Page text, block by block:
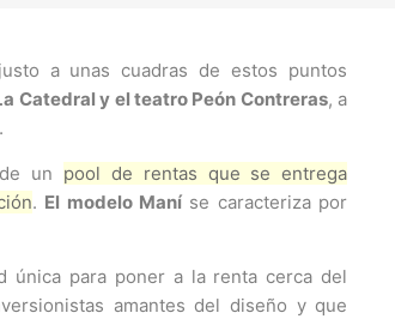
a unas cuadras de estos puntos
Catedral y el teatro Peón Contreras, a
un pool de rentas que se entrega
. El modelo Maní se caracteriza por
única para poner a la renta cerca del
amantes del diseño y que